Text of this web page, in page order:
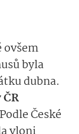
ovšem
byla
dubna.
Podle České